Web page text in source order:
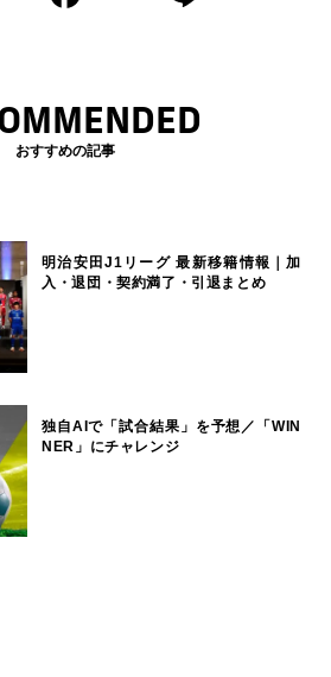
おすすめの記事
明治安田J1リーグ 最新移籍情報｜加
入・退団・契約満了・引退まとめ
独自AIで「試合結果」を予想／「WIN
NER」にチャレンジ